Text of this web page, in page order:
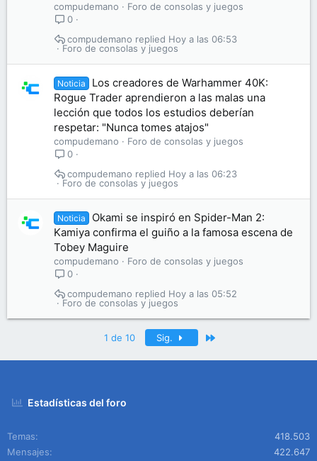
compudemano
Foro de consolas y juegos
0
Foro de consolas y juegos
Hoy a las 06:53
compudemano
Noticia
Los creadores de Warhammer 40K:
Rogue Trader aprendieron a las malas una
lección que todos los estudios deberían
respetar: "Nunca tomes atajos"
compudemano
Foro de consolas y juegos
0
Foro de consolas y juegos
Hoy a las 06:23
compudemano
Noticia
Okami se inspiró en Spider-Man 2:
Kamiya confirma el guiño a la famosa escena de
Tobey Maguire
compudemano
Foro de consolas y juegos
0
Foro de consolas y juegos
Hoy a las 05:52
compudemano
1 de 10 Sig.
Estadísticas del foro
Temas
418.503
Mensajes
422.647